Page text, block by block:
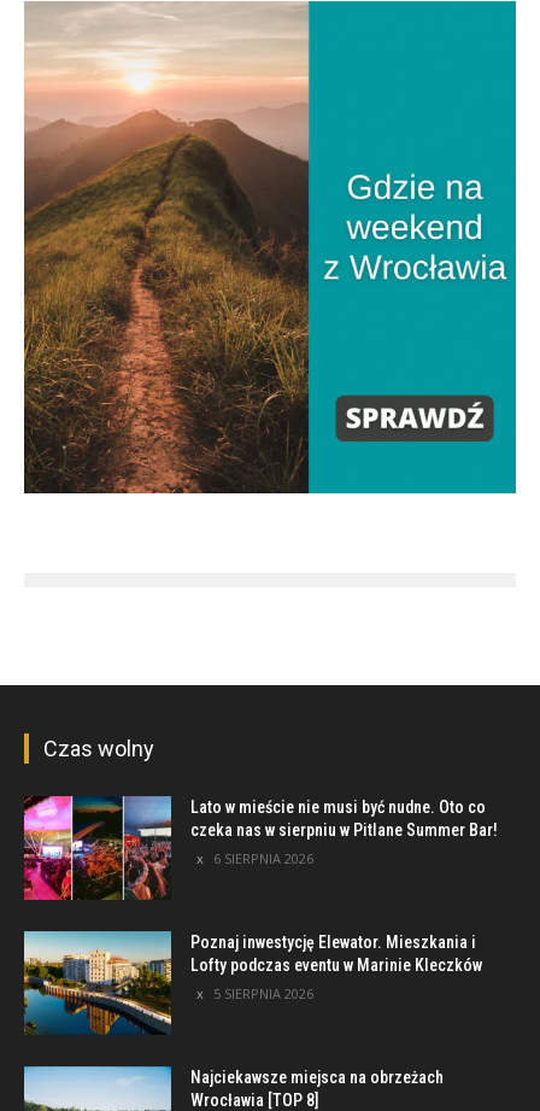
Czas wolny
Lato w mieście nie musi być nudne. Oto co
czeka nas w sierpniu w Pitlane Summer Bar!
6 SIERPNIA 2026
Poznaj inwestycję Elewator. Mieszkania i
Lofty podczas eventu w Marinie Kleczków
5 SIERPNIA 2026
Najciekawsze miejsca na obrzeżach
Wrocławia [TOP 8]